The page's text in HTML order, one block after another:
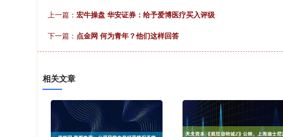
上一篇： 宏牛操盘 华安证券：给予爱博医疗买入评级
下一篇： 点金网 何为青年？他们这样回答
相关文章